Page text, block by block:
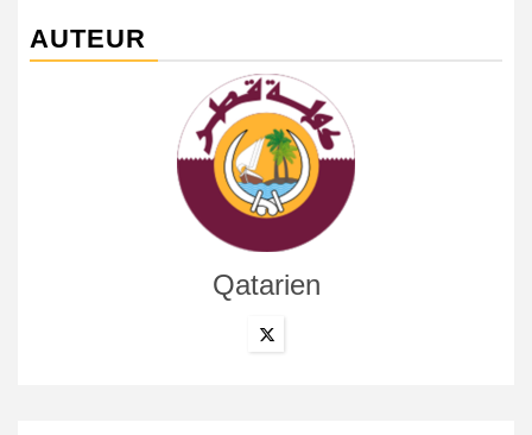
AUTEUR
Qatarien